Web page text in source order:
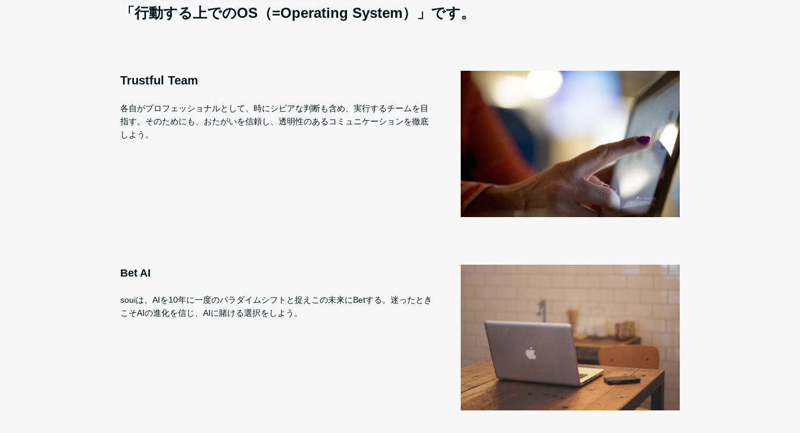
「行動する上でのOS（=Operating System）」です。
Trustful Team
各自がプロフェッショナルとして、時にシビアな判断も含め、実行するチームを目
指す。そのためにも、おたがいを信頼し、透明性のあるコミュニケーションを徹底
しよう。
Bet AI
souiは、AIを10年に一度のパラダイムシフトと捉えこの未来にBetする。迷ったとき
こそAIの進化を信じ、AIに賭ける選択をしよう。